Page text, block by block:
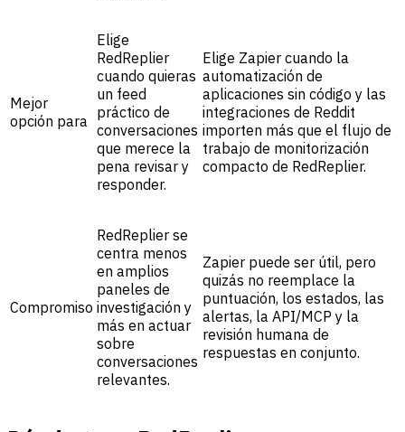
Mejor
opción para
Elige
RedReplier
cuando quieras
un feed
práctico de
conversaciones
que merece la
pena revisar y
responder.
Elige Zapier cuando la
automatización de
aplicaciones sin código y las
integraciones de Reddit
importen más que el flujo de
trabajo de monitorización
compacto de RedReplier.
Compromiso
RedReplier se
centra menos
en amplios
paneles de
investigación y
más en actuar
sobre
conversaciones
relevantes.
Zapier puede ser útil, pero
quizás no reemplace la
puntuación, los estados, las
alertas, la API/MCP y la
revisión humana de
respuestas en conjunto.